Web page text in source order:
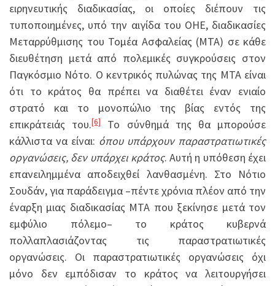
ειρηνευτικής διαδικασίας, οι οποίες διέπουν τις
τυποποιημένες, υπό την αιγίδα του ΟΗΕ, διαδικασίες
Μεταρρύθμισης του Τομέα Ασφαλείας (ΜΤΑ) σε κάθε
διευθέτηση μετά από πολεμικές συγκρούσεις στον
Παγκόσμιο Νότο. Ο κεντρικός πυλώνας της ΜΤΑ είναι
ότι το κράτος θα πρέπει να διαθέτει έναν ενιαίο
στρατό και το μονοπώλιο της βίας εντός της
επικράτειάς του.[6]Το σύνθημά της θα μπορούσε
κάλλιστα να είναι: όπου υπάρχουν παραστρατιωτικές
οργανώσεις, δεν υπάρχει κράτος. Αυτή η υπόθεση έχει
επανειλημμένα αποδειχθεί λανθασμένη. Στο Νότιο
Σουδάν, για παράδειγμα –πέντε χρόνια πλέον από την
έναρξη μιας διαδικασίας ΜΤΑ που ξεκίνησε μετά τον
εμφύλιο πόλεμο– το κράτος κυβερνά
πολλαπλασιάζοντας τις παραστρατιωτικές
οργανώσεις. Οι παραστρατιωτικές οργανώσεις όχι
μόνο δεν εμπόδισαν το κράτος να λειτουργήσει